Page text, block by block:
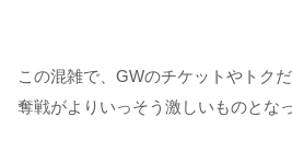
この混雑で、GWのチケットやトク
奪戦がよりいっそう激しいものとな